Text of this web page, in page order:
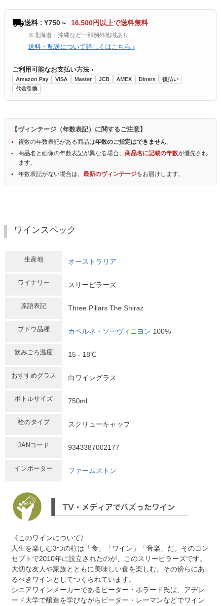
送料 : ¥750～ 16,500円以上で送料無料
※北海道・沖縄など一部例外地域あり
送料・配送について詳しくはこちら ›
ご利用可能なお支払い方法 ›
Amazon Pay VISA Master JCB AMEX Diners
後払い
代金引換
【ヴィンテージ（年数表記）に関するご注意】
複数の年数表記がある商品は年数のご指定はできません。
商品名と画像の年数表記が異なる場合、 商品名に記載の年数が優先され
ます。
年数表記がない場合は、 最新のヴィンテージをお届けします。
ワインスペック
生産地 オーストラリア
ワイナリー スリーピラーズ
原語表記 Three Pillars The Shiraz
ブドウ品種 カベルネ・ソーヴィニヨン 100%
飲みごろ温度 15 - 18℃
おすすめグラス 白ワイングラス
ボトルサイズ 750ml
栓のタイプ スクリューキャップ
JANコード 9343387002177
インポーター ファームストン
《このワインについて》
人生を楽しむ3つの柱は「食」「ワイン」「音楽」だ。そのコン
セプトで2010年に設立されたのが、このスリーピラーズです。
大切な友人や家族とともに美味しい食を楽しむ。その傍らにあ
るべきワインとしてつくられています。
シニアワインメーカーであるピーター・ポラード氏は、アデレ
ード大学で醸造を学びながらピーター・レーマンなどでワイン